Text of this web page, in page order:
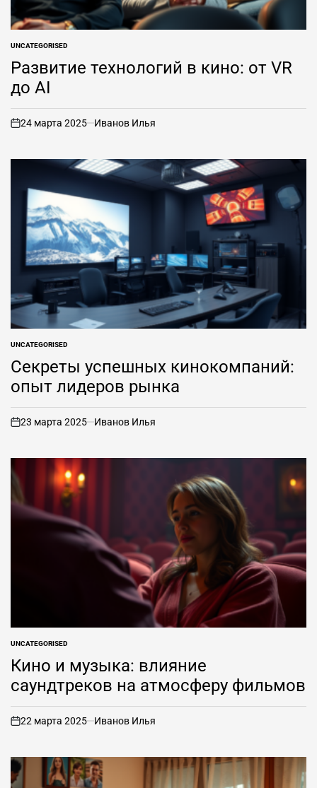
ОПУБЛИКОВАНО
В
UNCATEGORISED
Развитие технологий в кино: от VR
до AI
вкл
24 марта 2025 Иванов Илья
ОПУБЛИКОВАНО
UNCATEGORISED
Секреты успешных кинокомпаний:
опыт лидеров рынка
вкл
23 марта 2025 Иванов Илья
ОПУБЛИКОВАНО
В
UNCATEGORISED
Кино и музыка: влияние
саундтреков на атмосферу фильмов
вкл
22 марта 2025 Иванов Илья